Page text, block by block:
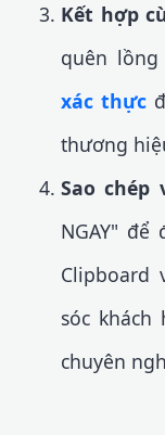
Kết hợp
quên
xác thực
thương
Sao chép
NGAY"
Clipboard
sóc
chuyên